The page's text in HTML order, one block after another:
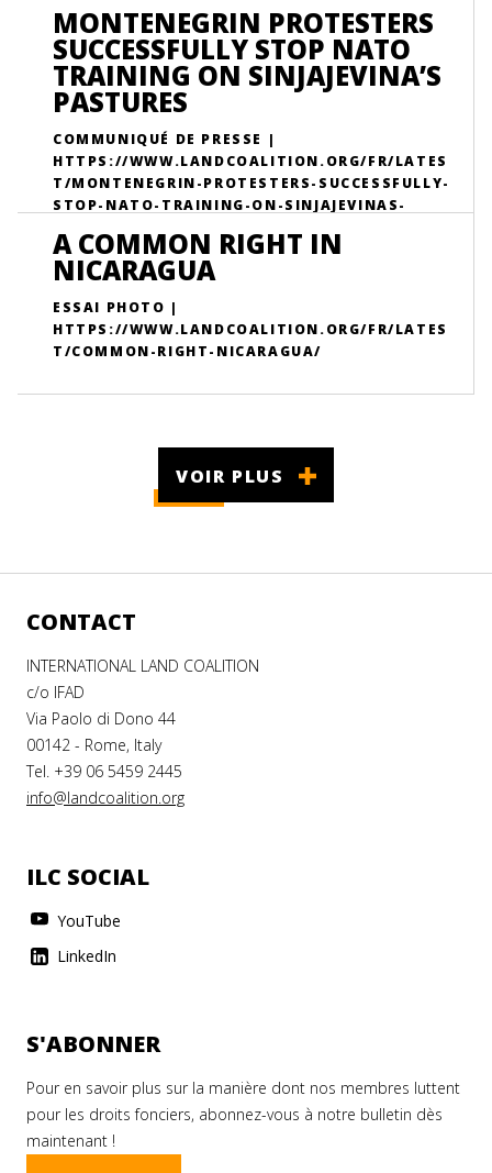
MEMBERSHIP-TALKS-MONTENEGRO/
MONTENEGRIN PROTESTERS
SUCCESSFULLY STOP NATO
TRAINING ON SINJAJEVINA’S
PASTURES
COMMUNIQUÉ DE PRESSE |
HTTPS://WWW.LANDCOALITION.ORG/FR/LATES
T/MONTENEGRIN-PROTESTERS-SUCCESSFULLY-
STOP-NATO-TRAINING-ON-SINJAJEVINAS-
A COMMON RIGHT IN
NICARAGUA
ESSAI PHOTO |
HTTPS://WWW.LANDCOALITION.ORG/FR/LATES
T/COMMON-RIGHT-NICARAGUA/
VOIR PLUS
CONTACT
INTERNATIONAL LAND COALITION
c/o IFAD
Via Paolo di Dono 44
00142 - Rome, Italy
Tel. +39 06 5459 2445
info@landcoalition.org
ILC SOCIAL
YouTube
LinkedIn
S'ABONNER
Pour en savoir plus sur la manière dont nos membres luttent
pour les droits fonciers, abonnez-vous à notre bulletin dès
maintenant !